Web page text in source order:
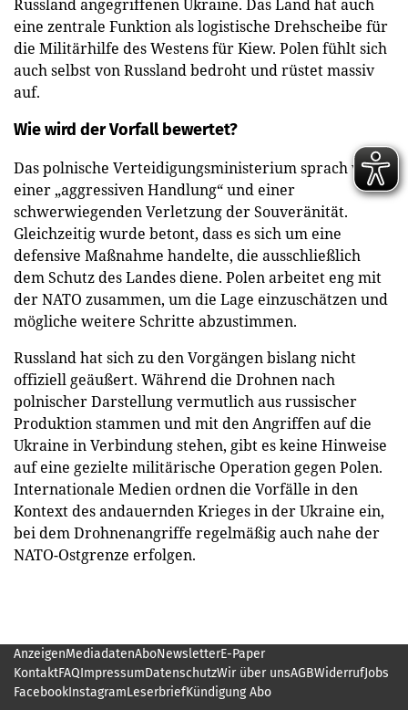
Russland angegriffenen Ukraine. Das Land hat auch
eine zentrale Funktion als logistische Drehscheibe für
die Militärhilfe des Westens für Kiew. Polen fühlt sich
auch selbst von Russland bedroht und rüstet massiv
auf.
Wie wird der Vorfall bewertet?
Das polnische Verteidigungsministerium sprach von
einer „aggressiven Handlung“ und einer
schwerwiegenden Verletzung der Souveränität.
Gleichzeitig wurde betont, dass es sich um eine
defensive Maßnahme handelte, die ausschließlich
dem Schutz des Landes diene. Polen arbeitet eng mit
der NATO zusammen, um die Lage einzuschätzen und
mögliche weitere Schritte abzustimmen.
Russland hat sich zu den Vorgängen bislang nicht
offiziell geäußert. Während die Drohnen nach
polnischer Darstellung vermutlich aus russischer
Produktion stammen und mit den Angriffen auf die
Ukraine in Verbindung stehen, gibt es keine Hinweise
auf eine gezielte militärische Operation gegen Polen.
Internationale Medien ordnen die Vorfälle in den
Kontext des andauernden Krieges in der Ukraine ein,
bei dem Drohnenangriffe regelmäßig auch nahe der
NATO-Ostgrenze erfolgen.
AnzeigenMediadatenAboNewsletterE-Paper
KontaktFAQImpressumDatenschutzWir über unsAGBWiderrufJobs
FacebookInstagramLeserbriefKündigung Abo